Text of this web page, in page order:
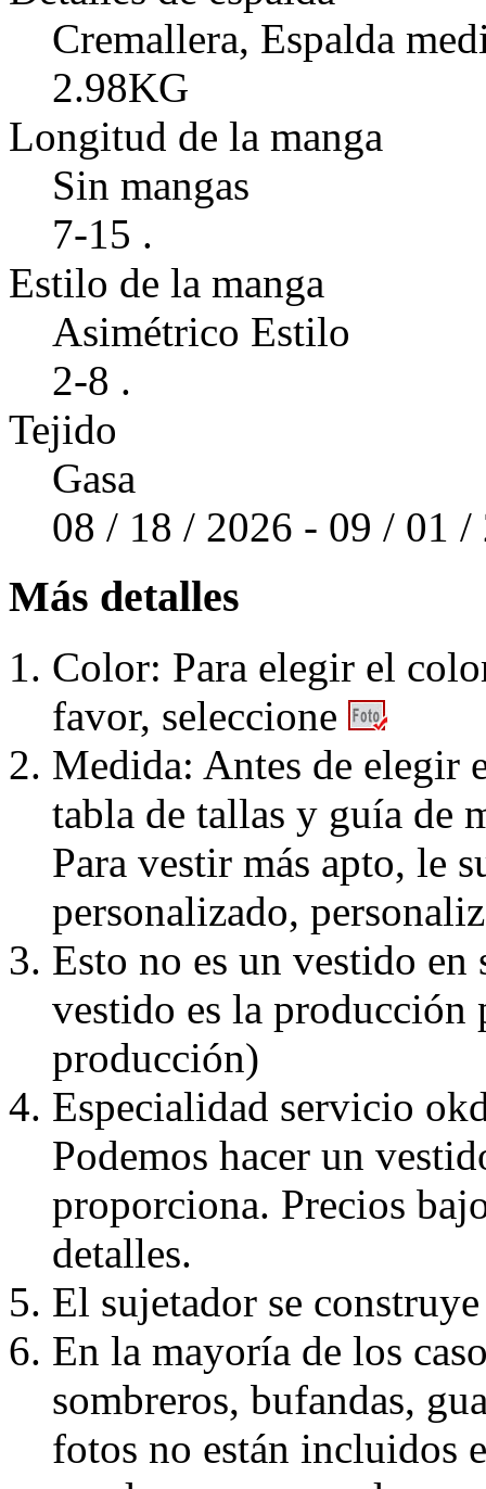
Cremallera, Espalda
2.98KG
Longitud de la manga
Sin mangas
7-15 .
Estilo de la manga
Asimétrico Estilo
2-8 .
Tejido
Gasa
08 / 18 / 2026 - 09 / 01 /
Más detalles
Color: Para elegir el
favor, seleccione
Medida: Antes de elegir
tabla de tallas y guía de
Para vestir más apto, le
personalizado,
Esto no es un vestido
vestido es la producción
producción)
Especialidad servicio
Podemos hacer un
proporciona. Precios
detalles.
El sujetador se
En la mayoría de los
sombreros, bufandas,
fotos no están incluidos